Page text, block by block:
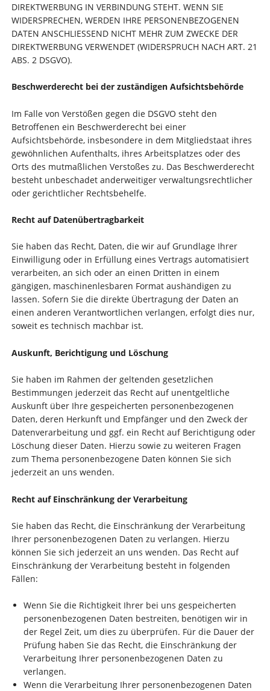
DIREKTWERBUNG IN VERBINDUNG STEHT. WENN SIE
WIDERSPRECHEN, WERDEN IHRE PERSONENBEZOGENEN
DATEN ANSCHLIESSEND NICHT MEHR ZUM ZWECKE DER
DIREKTWERBUNG VERWENDET (WIDERSPRUCH NACH ART. 21
ABS. 2 DSGVO).
Beschwerde­recht bei der zuständigen Aufsichts­behörde
Im Falle von Verstößen gegen die DSGVO steht den
Betroffenen ein Beschwerderecht bei einer
Aufsichtsbehörde, insbesondere in dem Mitgliedstaat ihres
gewöhnlichen Aufenthalts, ihres Arbeitsplatzes oder des
Orts des mutmaßlichen Verstoßes zu. Das Beschwerderecht
besteht unbeschadet anderweitiger verwaltungsrechtlicher
oder gerichtlicher Rechtsbehelfe.
Recht auf Daten­übertrag­barkeit
Sie haben das Recht, Daten, die wir auf Grundlage Ihrer
Einwilligung oder in Erfüllung eines Vertrags automatisiert
verarbeiten, an sich oder an einen Dritten in einem
gängigen, maschinenlesbaren Format aushändigen zu
lassen. Sofern Sie die direkte Übertragung der Daten an
einen anderen Verantwortlichen verlangen, erfolgt dies nur,
soweit es technisch machbar ist.
Auskunft, Berichtigung und Löschung
Sie haben im Rahmen der geltenden gesetzlichen
Bestimmungen jederzeit das Recht auf unentgeltliche
Auskunft über Ihre gespeicherten personenbezogenen
Daten, deren Herkunft und Empfänger und den Zweck der
Datenverarbeitung und ggf. ein Recht auf Berichtigung oder
Löschung dieser Daten. Hierzu sowie zu weiteren Fragen
zum Thema personenbezogene Daten können Sie sich
jederzeit an uns wenden.
Recht auf Einschränkung der Verarbeitung
Sie haben das Recht, die Einschränkung der Verarbeitung
Ihrer personenbezogenen Daten zu verlangen. Hierzu
können Sie sich jederzeit an uns wenden. Das Recht auf
Einschränkung der Verarbeitung besteht in folgenden
Fällen:
Wenn Sie die Richtigkeit Ihrer bei uns gespeicherten
personenbezogenen Daten bestreiten, benötigen wir in
der Regel Zeit, um dies zu überprüfen. Für die Dauer der
Prüfung haben Sie das Recht, die Einschränkung der
Verarbeitung Ihrer personenbezogenen Daten zu
verlangen.
Wenn die Verarbeitung Ihrer personenbezogenen Daten